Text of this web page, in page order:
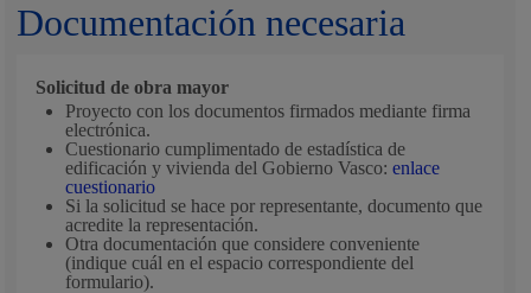
Documentación necesaria
Solicitud de obra mayor
Proyecto con los documentos firmados mediante firma
electrónica.
Cuestionario cumplimentado de estadística de
edificación y vivienda del Gobierno Vasco:enlace
cuestionario
Si la solicitud se hace por representante, documento que
acredite la representación.
Otra documentación que considere conveniente
(indique cuál en el espacio correspondiente del
formulario).